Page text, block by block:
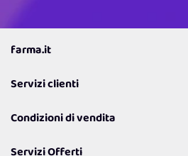
farma.it
Coupon
Lavora con noi
Servizi clienti
Richiamami
Condizioni di vendita
Spedizioni